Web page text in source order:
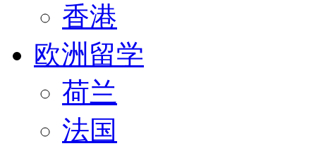
香港
欧洲留学
荷兰
法国